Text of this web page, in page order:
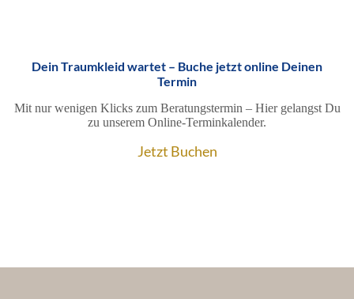
Dein Traumkleid wartet – Buche jetzt online Deinen
Termin
Mit nur wenigen Klicks zum Beratungstermin – Hier gelangst Du
zu unserem Online-Terminkalender.
Jetzt Buchen